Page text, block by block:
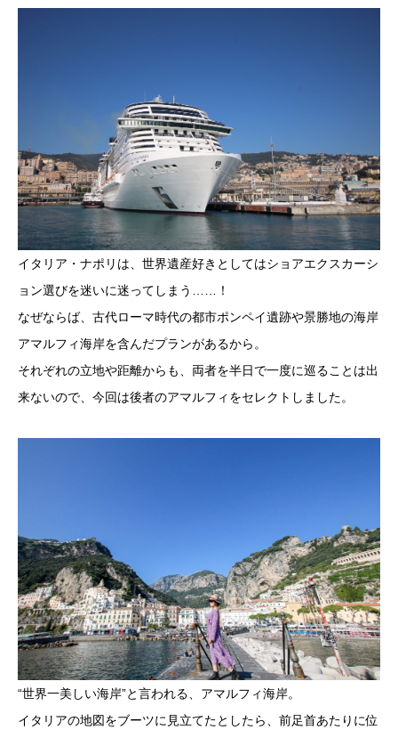
イタリア・ナポリは、世界遺産好きとしてはショアエクスカーシ
ョン選びを迷いに迷ってしまう……！
なぜならば、古代ローマ時代の都市ポンペイ遺跡や景勝地の海岸
アマルフィ海岸を含んだプランがあるから。
それぞれの立地や距離からも、両者を半日で一度に巡ることは出
来ないので、今回は後者のアマルフィをセレクトしました。
“世界一美しい海岸”と言われる、アマルフィ海岸。
イタリアの地図をブーツに見立てたとしたら、前足首あたりに位